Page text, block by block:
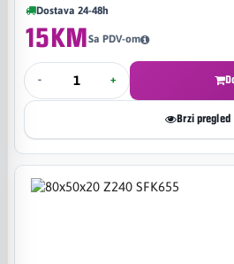
Dostava 24-48h
15KMSa PDV-om
- +
Brzi pregled